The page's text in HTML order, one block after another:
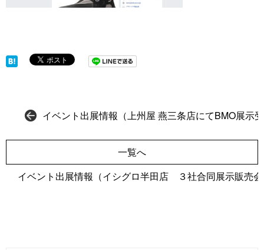
イベント出展情報（上州屋 燕三条店にてBMO展示
一覧へ
イベント出展情報（イシグロ半田店 ３社合同展示販売